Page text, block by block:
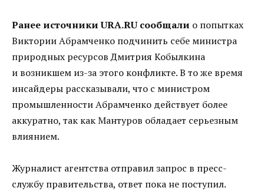
Ранее источники URA.RU сообщали о попытках
Виктории Абрамченко подчинить себе министра
природных ресурсов Дмитрия Кобылкина
и возникшем из-за этого конфликте. В то же время
инсайдеры рассказывали, что с министром
промышленности Абрамченко действует более
аккуратно, так как Мантуров обладает серьезным
влиянием.
Журналист агентства отправил запрос в пресс-
службу правительства, ответ пока не поступил.